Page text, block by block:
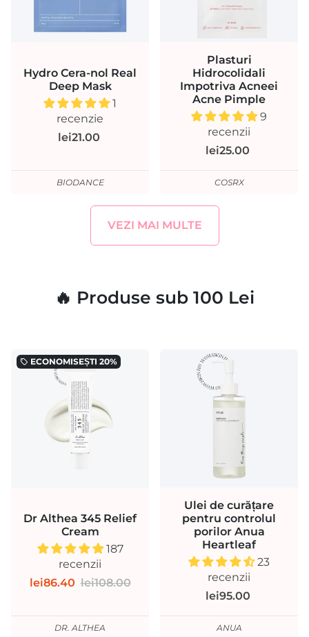
Hydro Cera-nol Real
Deep Mask
1
recenzie
lei21.00
BIODANCE
Plasturi
Hidrocolidali
Impotriva Acneei
Acne Pimple
9
recenzii
lei25.00
COSRX
VEZI MAI MULTE
🔥 Produse sub 100 Lei
local_offer ECONOMISEȘTI 20%
Dr Althea 345 Relief
Cream
187
recenzii
lei86.40 lei108.00
DR. ALTHEA
Ulei de curățare
pentru controlul
porilor Anua
Heartleaf
23
recenzii
lei95.00
ANUA